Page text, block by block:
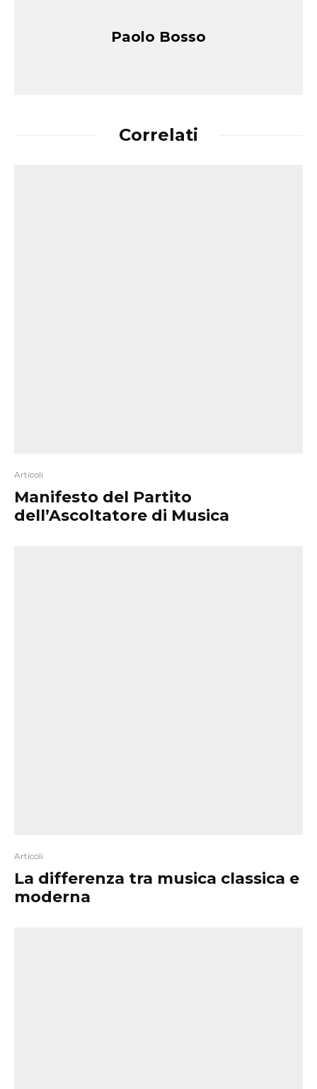
Paolo Bosso
Correlati
Articoli
Manifesto del Partito
dell’Ascoltatore di Musica
Articoli
La differenza tra musica classica e
moderna